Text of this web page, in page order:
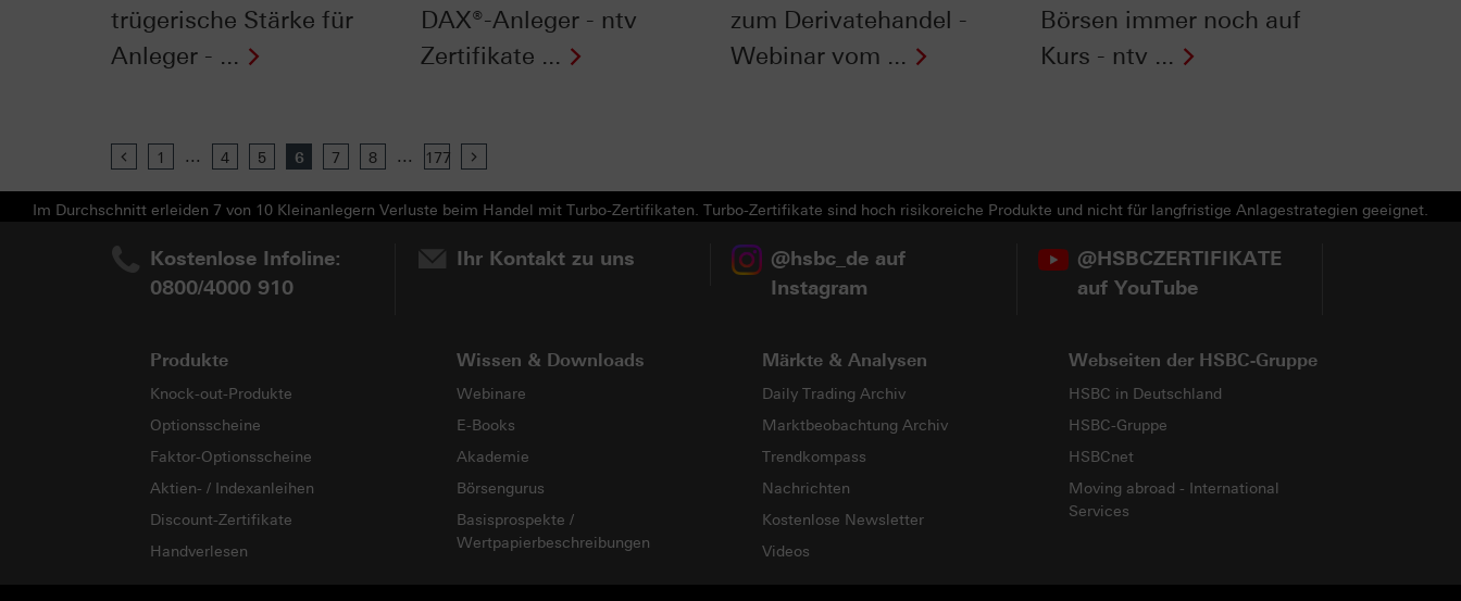
trügerische Stärke für
Anleger - ...
DAX®-Anleger - ntv
Zertifikate ...
zum Derivatehandel -
Webinar vom ...
Börsen immer noch auf
Kurs - ntv ...
Previous
1 ... 4 5 6 7 8 ... 177
Im Durchschnitt erleiden 7 von 10 Kleinanlegern Verluste beim Handel mit Turbo-Zertifikaten. Turbo-Zertifikate sind hoch risikoreiche Produkte und nicht für langfristige Anlagestrategien geeignet.
Kostenlose Infoline:
0800/4000 910
Ihr Kontakt zu uns
@hsbc_de auf
Instagram
@HSBCZERTIFIKATE
auf YouTube
Produkte
Knock-out-Produkte
Optionsscheine
Faktor-Optionsscheine
Aktien- / Indexanleihen
Discount-Zertifikate
Handverlesen
Wissen & Downloads
Webinare
E-Books
Akademie
Börsengurus
Basisprospekte /
Wertpapierbeschreibungen
Märkte & Analysen
Daily Trading Archiv
Marktbeobachtung Archiv
Trendkompass
Nachrichten
Kostenlose Newsletter
Videos
Webseiten der HSBC-Gruppe
HSBC in Deutschland
HSBC-Gruppe
HSBCnet
Moving abroad - International
Services